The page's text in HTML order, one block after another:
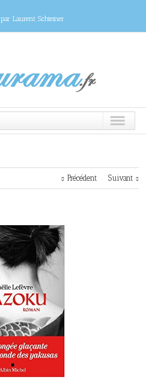
Laurent Schteiner
Précédent Suivant